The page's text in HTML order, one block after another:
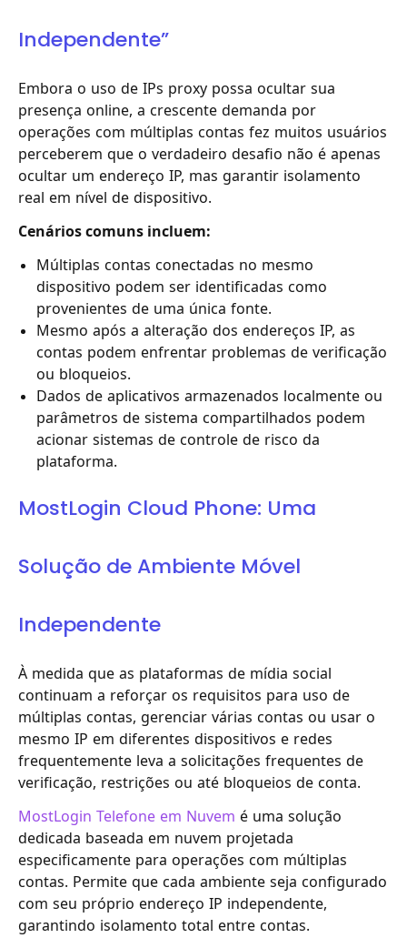
Independente”
Embora o uso de IPs proxy possa ocultar sua
presença online, a crescente demanda por
operações com múltiplas contas fez muitos usuários
perceberem que o verdadeiro desafio não é apenas
ocultar um endereço IP, mas garantir isolamento
real em nível de dispositivo.
Cenários comuns incluem:
Múltiplas contas conectadas no mesmo
dispositivo podem ser identificadas como
provenientes de uma única fonte.
Mesmo após a alteração dos endereços IP, as
contas podem enfrentar problemas de verificação
ou bloqueios.
Dados de aplicativos armazenados localmente ou
parâmetros de sistema compartilhados podem
acionar sistemas de controle de risco da
plataforma.
MostLogin Cloud Phone: Uma
Solução de Ambiente Móvel
Independente
À medida que as plataformas de mídia social
continuam a reforçar os requisitos para uso de
múltiplas contas, gerenciar várias contas ou usar o
mesmo IP em diferentes dispositivos e redes
frequentemente leva a solicitações frequentes de
verificação, restrições ou até bloqueios de conta.
MostLogin Telefone em Nuvem é uma solução
dedicada baseada em nuvem projetada
especificamente para operações com múltiplas
contas. Permite que cada ambiente seja configurado
com seu próprio endereço IP independente,
garantindo isolamento total entre contas.